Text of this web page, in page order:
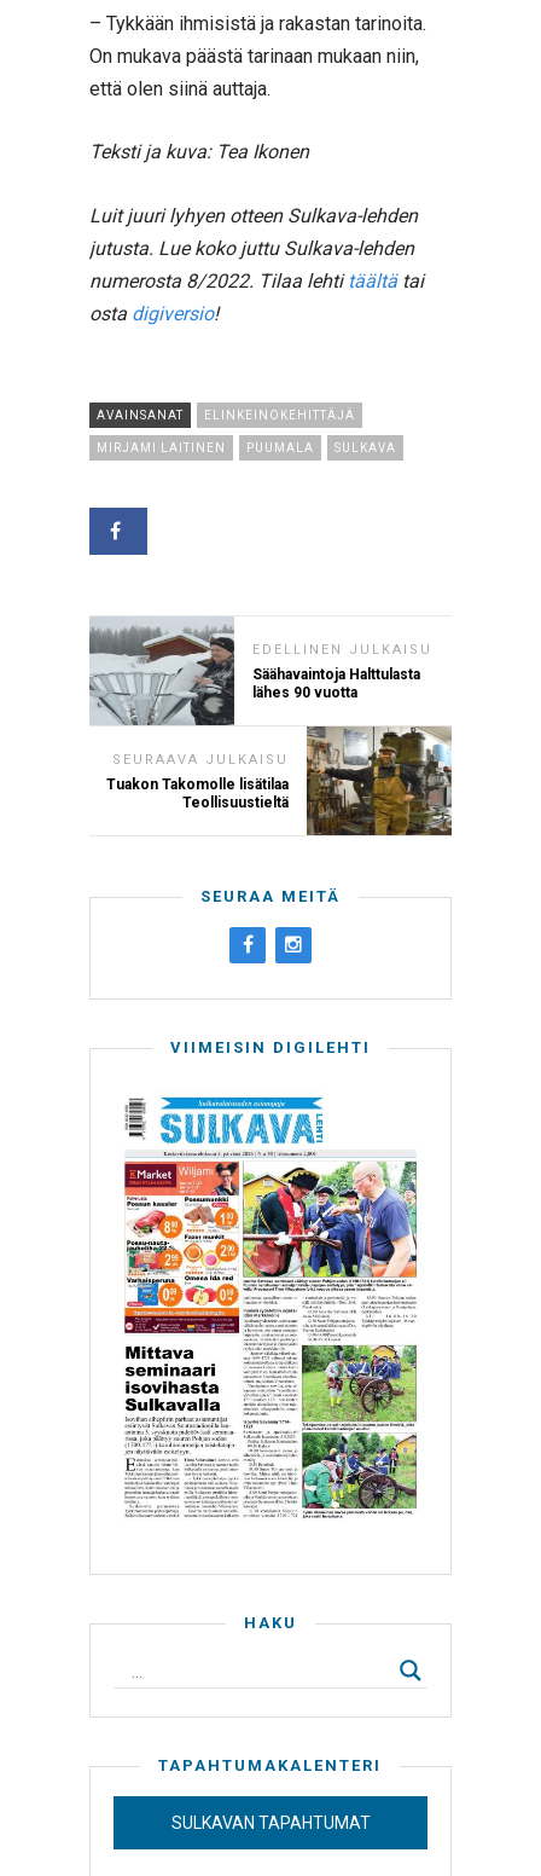
– Tykkään ihmisistä ja rakastan tarinoita.
On mukava päästä tarinaan mukaan niin,
että olen siinä auttaja.
Teksti ja kuva: Tea Ikonen
Luit juuri lyhyen otteen Sulkava-lehden
jutusta. Lue koko juttu Sulkava-lehden
numerosta 8/2022. Tilaa lehti täältätai
osta digiversio!
AVAINSANAT ELINKEINOKEHITTÄJÄ
MIRJAMI LAITINEN PUUMALA SULKAVA
EDELLINEN JULKAISU
Säähavaintoja Halttulasta
lähes 90 vuotta
SEURAAVA JULKAISU
Tuakon Takomolle lisätilaa
Teollisuustieltä
SEURAA MEITÄ
VIIMEISIN DIGILEHTI
HAKU
TAPAHTUMAKALENTERI
SULKAVAN TAPAHTUMAT